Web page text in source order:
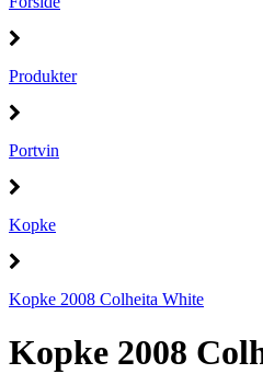
Produkter
Portvin
Kopke
Kopke 2008 Colheita White
Kopke 2008